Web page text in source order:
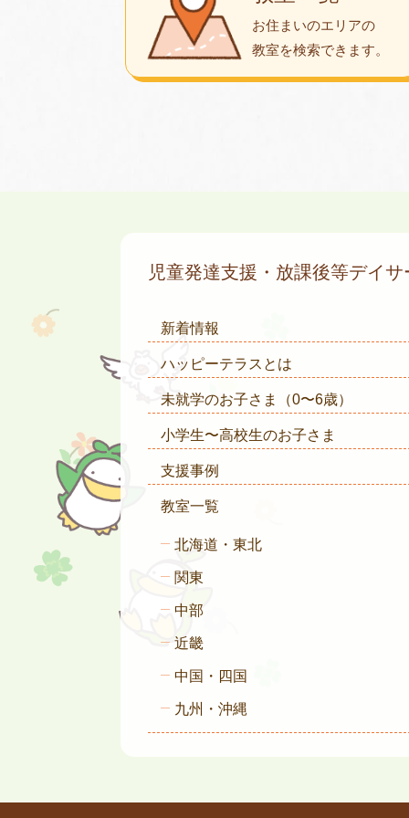
お住まいのエリアの
教室を検索できます。
児童発達支援・放課後等デイ
新着情報
ハッピーテラスとは
未就学のお子さま （0〜6歳）
小学生〜高校生のお子さま
支援事例
教室一覧
北海道・東北
関東
中部
近畿
中国・四国
九州・沖縄